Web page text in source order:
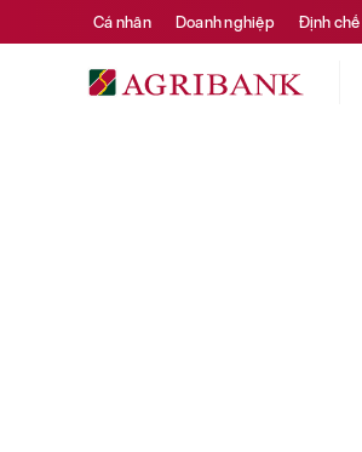
Cá nhân Doanh nghiệp Định